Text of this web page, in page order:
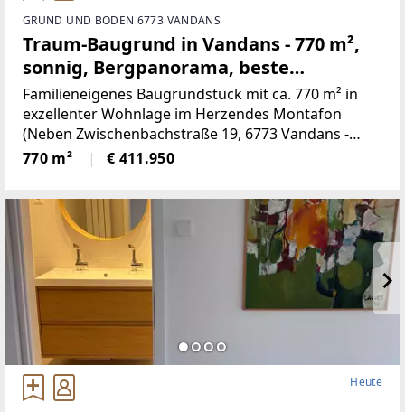
GRUND UND BODEN 6773 VANDANS
Traum-Baugrund in Vandans - 770 m²,
sonnig, Bergpanorama, beste
Infrastruktur! (Provisionsfrei)
Familieneigenes Baugrundstück mit ca. 770 m² in
exzellenter Wohnlage im Herzendes Montafon
(Neben Zwischenbachstraße 19, 6773 Vandans -
Grundstücksnummer129/2)Das Grundstück liegt in
Zone 5 - Wohngebiet und bietet
770 m² € 411.950
Heute